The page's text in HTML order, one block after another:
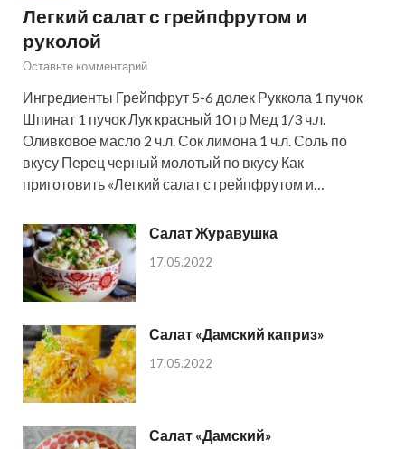
Легкий салат с грейпфрутом и
руколой
Оставьте комментарий
Ингредиенты Грейпфрут 5-6 долек Руккола 1 пучок
Шпинат 1 пучок Лук красный 10 гр Мед 1/3 ч.л.
Оливковое масло 2 ч.л. Сок лимона 1 ч.л. Соль по
вкусу Перец черный молотый по вкусу Как
приготовить «Легкий салат с грейпфрутом и…
Салат Журавушка
17.05.2022
Салат «Дамский каприз»
17.05.2022
Салат «Дамский»